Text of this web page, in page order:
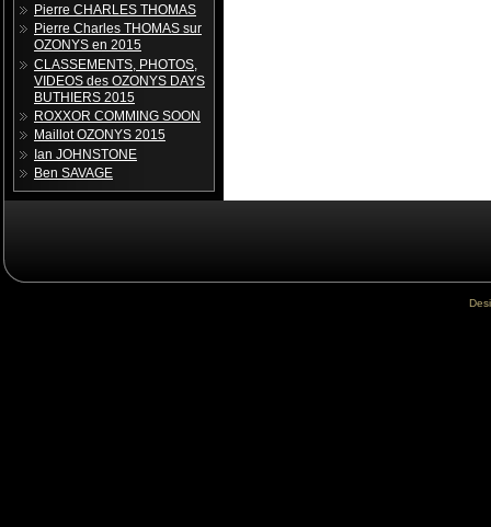
Pierre CHARLES THOMAS
Pierre Charles THOMAS sur
OZONYS en 2015
CLASSEMENTS, PHOTOS,
VIDEOS des OZONYS DAYS
BUTHIERS 2015
ROXXOR COMMING SOON
Maillot OZONYS 2015
Ian JOHNSTONE
Ben SAVAGE